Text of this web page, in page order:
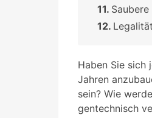
Haben Sie sich
Jahren
sein? Wie
gentechnisch